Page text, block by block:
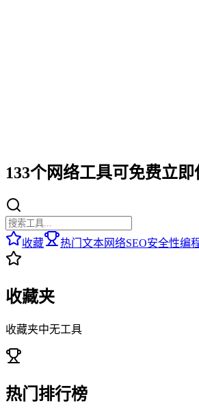
133个网络工具可免费立即
收藏 热门 文本网络SEO安全性编
收藏夹
收藏夹中无工具
热门排行榜